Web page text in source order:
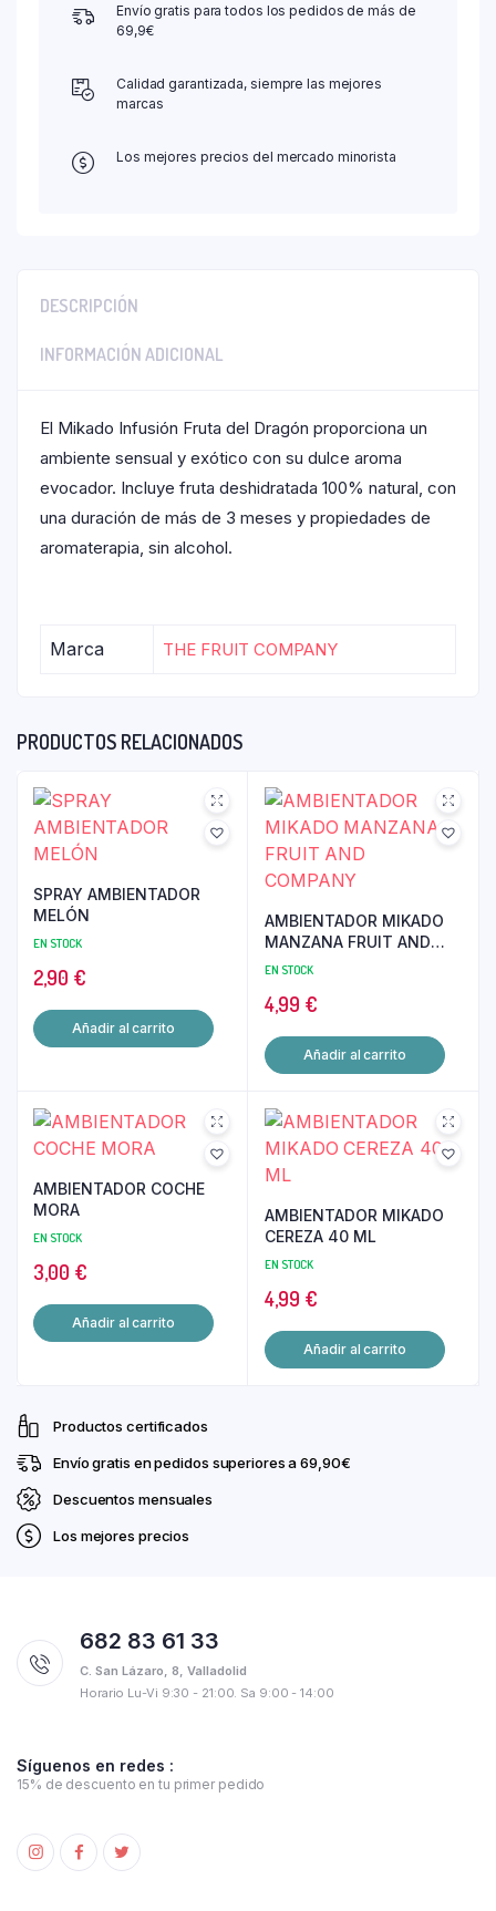
Envío gratis para todos los pedidos de más de
69,9€
Calidad garantizada, siempre las mejores
marcas
Los mejores precios del mercado minorista
DESCRIPCIÓN
INFORMACIÓN ADICIONAL
El Mikado Infusión Fruta del Dragón proporciona un
ambiente sensual y exótico con su dulce aroma
evocador. Incluye fruta deshidratada 100% natural, con
una duración de más de 3 meses y propiedades de
aromaterapia, sin alcohol.
Marca THE FRUIT COMPANY
PRODUCTOS RELACIONADOS
SPRAY AMBIENTADOR
MELÓN
EN STOCK
2,90 €
Añadir al carrito
AMBIENTADOR MIKADO
MANZANA FRUIT AND
COMPANY
EN STOCK
4,99 €
Añadir al carrito
AMBIENTADOR COCHE
MORA
EN STOCK
3,00 €
Añadir al carrito
AMBIENTADOR MIKADO
CEREZA 40 ML
EN STOCK
4,99 €
Añadir al carrito
Productos certificados
Envío gratis en pedidos superiores a 69,90€
Descuentos mensuales
Los mejores precios
682 83 61 33
C. San Lázaro, 8, Valladolid
Horario Lu-Vi 9:30 - 21:00. Sa 9:00 - 14:00
Síguenos en redes :
15% de descuento en tu primer pedido